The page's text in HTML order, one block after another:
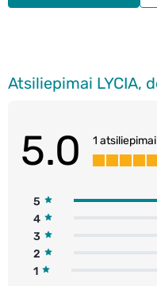
5.0 1 atsiliepimai
5
4
3
2
1